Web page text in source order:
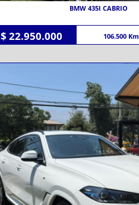
BMW 435I CABRIO
$ 22.950.000 106.500 Km